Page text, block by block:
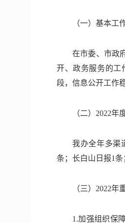
（一）基本工
在市委、市政
开、政务服务的工
段，信息公开工作
（二） 2022年
我办全年多渠
条；长白山日报1条
（三） 2022年
1 .加强组织保